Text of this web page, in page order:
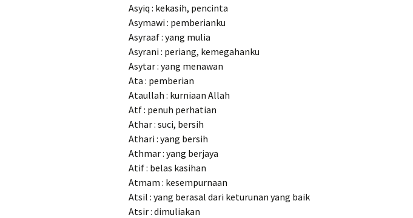
Asyiq : kekasih, pencinta
Asymawi : pemberianku
Asyraaf : yang mulia
Asyrani : periang, kemegahanku
Asytar : yang menawan
Ata : pemberian
Ataullah : kurniaan Allah
Atf : penuh perhatian
Athar : suci, bersih
Athari : yang bersih
Athmar : yang berjaya
Atif : belas kasihan
Atmam : kesempurnaan
Atsil : yang berasal dari keturunan yang baik
Atsir : dimuliakan